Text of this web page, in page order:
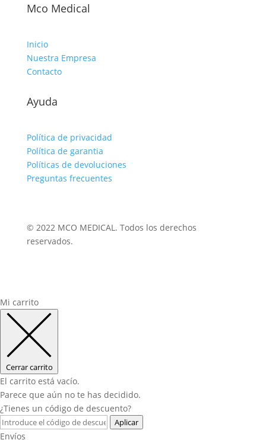
Mco Medical
Inicio
Nuestra Empresa
Contacto
Ayuda
Política de privacidad
Política de garantia
Políticas de devoluciones
Preguntas frecuentes
© 2022 MCO MEDICAL. Todos los derechos
reservados.
Mi carrito
Cerrar carrito
El carrito está vacío.
Parece que aún no te has decidido.
¿Tienes un código de descuento?
Aplicar
Envíos